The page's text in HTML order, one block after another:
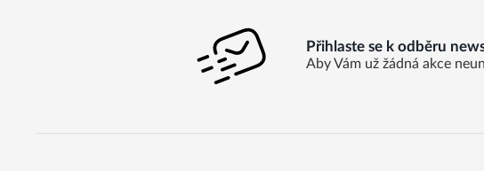
Přihlaste se k odběru
Aby Vám už žádná akce